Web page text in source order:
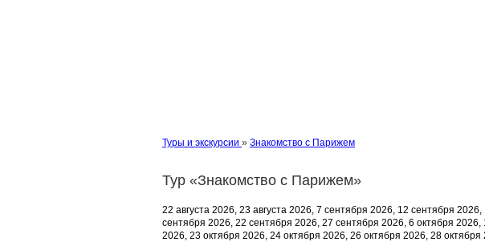
Туры и экскурсии » Знакомство с Парижем
Тур «Знакомство с Парижем»
22 августа 2026, 23 августа 2026, 7 сентября 2026, 12 сентября 2026,
сентября 2026, 22 сентября 2026, 27 сентября 2026, 6 октября 2026,
2026, 23 октября 2026, 24 октября 2026, 26 октября 2026, 28 октября